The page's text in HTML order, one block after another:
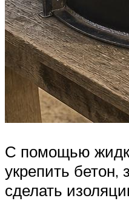
С помощью
укрепить бетон,
сделать